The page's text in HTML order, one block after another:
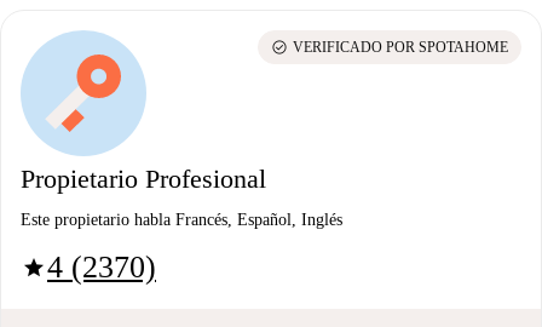
Propietario Profesional
Este propietario habla Francés, Español, Inglés
star4 (2370)
check_circle VERIFICADO POR SPOTAHOME